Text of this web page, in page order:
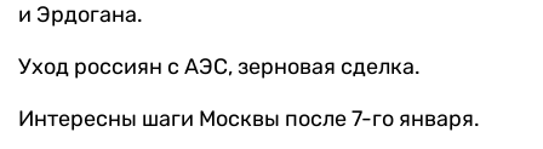
и Эрдогана.
Уход россиян с АЭС, зерновая сделка.
Интересны шаги Москвы после 7-го января.